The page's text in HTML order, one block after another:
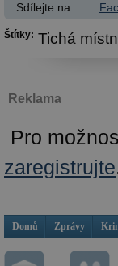
Sdílejte na:
Štítky: Tichá
Reklama
Pro
zaregistrujte
Domů Zprávy